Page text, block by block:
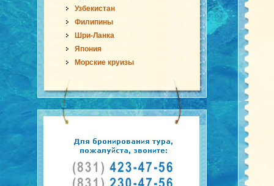
Узбекистан
Филипины
Шри-Ланка
Япония
Морские круизы